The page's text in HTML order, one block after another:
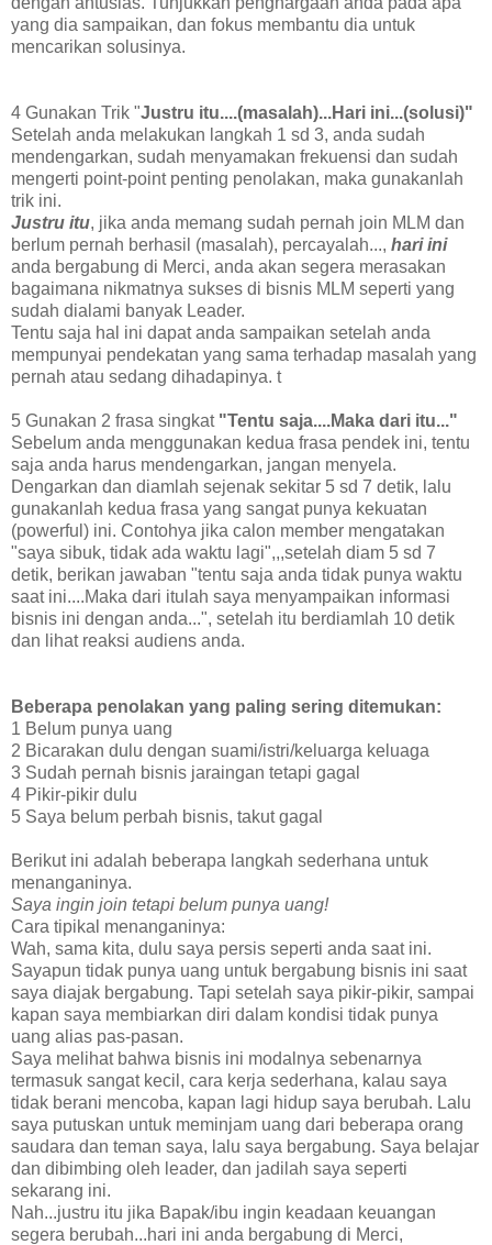
yang dia sampaikan, dan fokus membantu dia untuk
mencarikan solusinya.
4 Gunakan Trik "Justru itu....(masalah)...Hari ini...(solusi)"
Setelah anda melakukan langkah 1 sd 3, anda sudah
mendengarkan, sudah menyamakan frekuensi dan sudah
mengerti point-point penting penolakan, maka gunakanlah
trik ini.
Justru itu, jika anda memang sudah pernah join MLM dan
berlum pernah berhasil (masalah), percayalah..., hari ini
anda bergabung di Merci, anda akan segera merasakan
bagaimana nikmatnya sukses di bisnis MLM seperti yang
sudah dialami banyak Leader.
Tentu saja hal ini dapat anda sampaikan setelah anda
mempunyai pendekatan yang sama terhadap masalah yang
pernah atau sedang dihadapinya. t
5 Gunakan 2 frasa singkat"Tentu saja....Maka dari itu..."
Sebelum anda menggunakan kedua frasa pendek ini, tentu
saja anda harus mendengarkan, jangan menyela.
Dengarkan dan diamlah sejenak sekitar 5 sd 7 detik, lalu
gunakanlah kedua frasa yang sangat punya kekuatan
(powerful) ini. Contohya jika calon member mengatakan
"saya sibuk, tidak ada waktu lagi",,,setelah diam 5 sd 7
detik, berikan jawaban "tentu saja anda tidak punya waktu
saat ini....Maka dari itulah saya menyampaikan informasi
bisnis ini dengan anda...", setelah itu berdiamlah 10 detik
dan lihat reaksi audiens anda.
Beberapa penolakan yang paling sering ditemukan:
1 Belum punya uang
2 Bicarakan dulu dengan suami/istri/keluarga keluaga
3 Sudah pernah bisnis jaraingan tetapi gagal
4 Pikir-pikir dulu
5 Saya belum perbah bisnis, takut gagal
Berikut ini adalah beberapa langkah sederhana untuk
menanganinya.
Saya ingin join tetapi belum punya uang!
Cara tipikal menanganinya:
Wah, sama kita, dulu saya persis seperti anda saat ini.
Sayapun tidak punya uang untuk bergabung bisnis ini saat
saya diajak bergabung. Tapi setelah saya pikir-pikir, sampai
kapan saya membiarkan diri dalam kondisi tidak punya
uang alias pas-pasan.
Saya melihat bahwa bisnis ini modalnya sebenarnya
termasuk sangat kecil, cara kerja sederhana, kalau saya
tidak berani mencoba, kapan lagi hidup saya berubah. Lalu
saya putuskan untuk meminjam uang dari beberapa orang
saudara dan teman saya, lalu saya bergabung. Saya belajar
dan dibimbing oleh leader, dan jadilah saya seperti
sekarang ini.
Nah...justru itu jika Bapak/ibu ingin keadaan keuangan
segera berubah...hari ini anda bergabung di Merci,